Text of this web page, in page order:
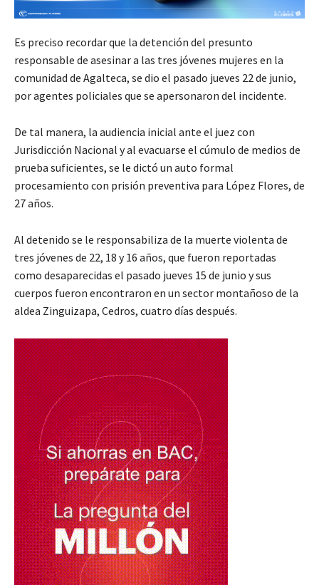
Es preciso recordar que la detención del presunto
responsable de asesinar a las tres jóvenes mujeres en la
comunidad de Agalteca, se dio el pasado jueves 22 de junio,
por agentes policiales que se apersonaron del incidente.
De tal manera, la audiencia inicial ante el juez con
Jurisdicción Nacional y al evacuarse el cúmulo de medios de
prueba suficientes, se le dictó un auto formal
procesamiento con prisión preventiva para López Flores, de
27 años.
Al detenido se le responsabiliza de la muerte violenta de
tres jóvenes de 22, 18 y 16 años, que fueron reportadas
como desaparecidas el pasado jueves 15 de junio y sus
cuerpos fueron encontraron en un sector montañoso de la
aldea Zinguizapa, Cedros, cuatro días después.